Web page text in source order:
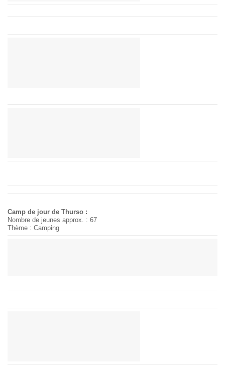
Camp de jour de Thurso :
Nombre de jeunes approx. : 67
Thème : Camping